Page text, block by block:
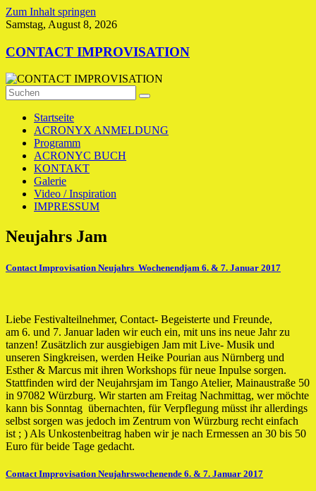
Zum Inhalt springen
Samstag, August 8, 2026
CONTACT IMPROVISATION
Startseite
ACRONYX ANMELDUNG
Programm
ACRONYC BUCH
KONTAKT
Galerie
Video / Inspiration
IMPRESSUM
Neujahrs Jam
Contact Improvisation Neujahrs Wochenendjam 6. & 7. Januar 2017
Liebe Festivalteilnehmer, Contact- Begeisterte und Freunde,
am 6. und 7. Januar laden wir euch ein, mit uns ins neue Jahr zu
tanzen! Zusätzlich zur ausgiebigen Jam mit Live- Musik und
unseren Singkreisen, werden Heike Pourian aus Nürnberg und
Esther & Marcus mit ihren Workshops für neue Inpulse sorgen.
Stattfinden wird der Neujahrsjam im Tango Atelier, Mainaustraße 50
in 97082 Würzburg. Wir starten am Freitag Nachmittag, wer möchte
kann bis Sonntag übernachten, für Verpflegung müsst ihr allerdings
selbst sorgen was jedoch im Zentrum von Würzburg recht einfach
ist ; ) Als Unkostenbeitrag haben wir je nach Ermessen an 30 bis 50
Euro für beide Tage gedacht.
Contact Improvisation Neujahrswochenende 6. & 7. Januar 2017